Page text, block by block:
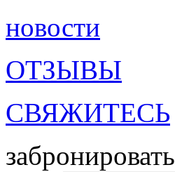
новости
ОТЗЫВЫ
СВЯЖИТЕСЬ
забронировать